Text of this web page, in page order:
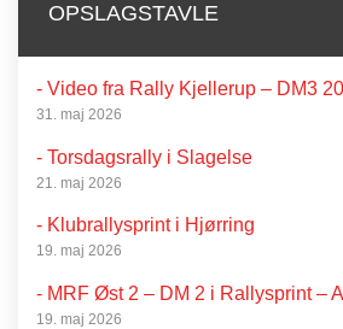
OPSLAGSTAVLE
- Video fra Rally Kjellerup – DM3
31. maj 2026
- Torsdagsrally i Slagelse
21. maj 2026
- Klubrallysprint i Hjørring
19. maj 2026
- MRF Øst 2 – DM 2 i Rallysprint –
19. maj 2026